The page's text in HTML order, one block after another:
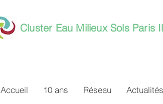
Cluster Eau Milieux Sols Paris
Accueil 10 ans Réseau Actualités